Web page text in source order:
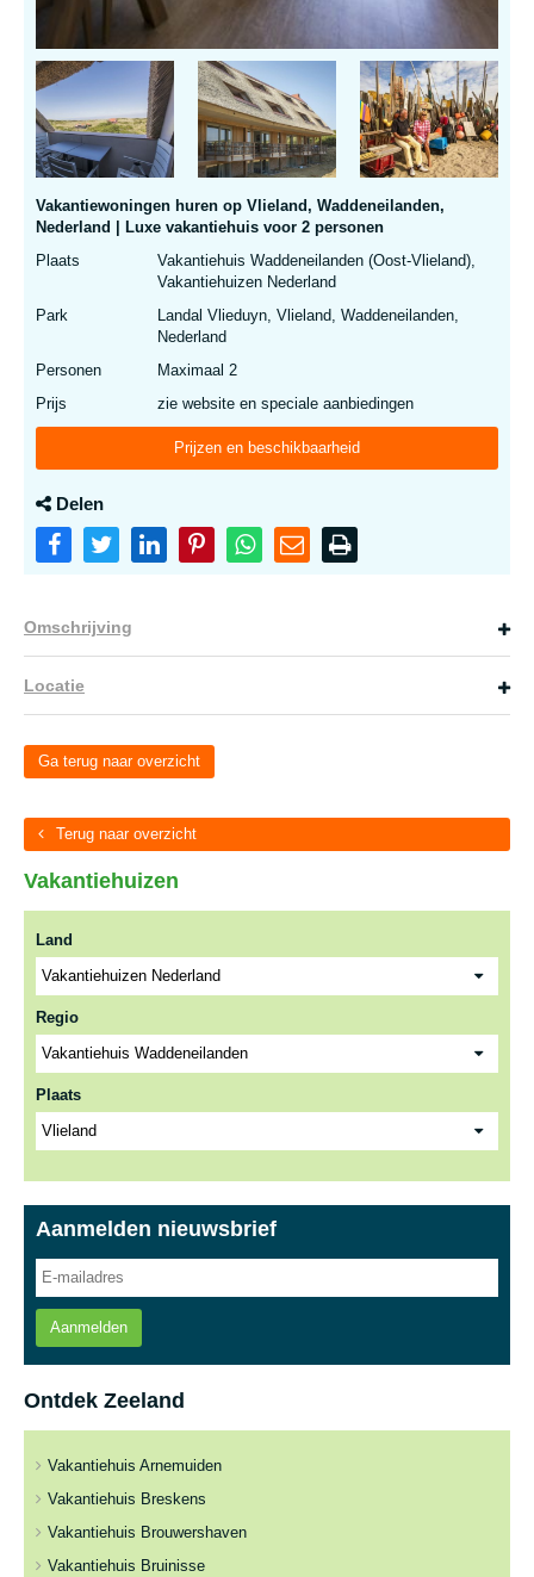
Vakantiewoningen huren op Vlieland, Waddeneilanden,
Nederland | Luxe vakantiehuis voor 2 personen
Plaats
Vakantiehuis Waddeneilanden (Oost-Vlieland),
Vakantiehuizen Nederland
Park
Landal Vlieduyn, Vlieland, Waddeneilanden,
Nederland
Personen
Maximaal 2
Prijs
zie website en speciale aanbiedingen
Prijzen en beschikbaarheid
Delen
Omschrijving
Locatie
Ga terug naar overzicht
Terug naar overzicht
Vakantiehuizen
Land
Regio
Plaats
Aanmelden nieuwsbrief
Aanmelden
Ontdek Zeeland
Vakantiehuis Arnemuiden
Vakantiehuis Breskens
Vakantiehuis Brouwershaven
Vakantiehuis Bruinisse